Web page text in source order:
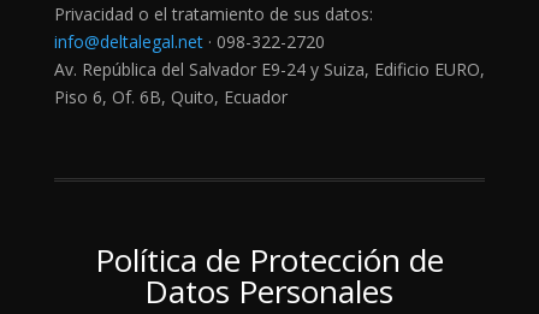
Privacidad o el tratamiento de sus datos:
info@deltalegal.net· 098-322-2720
Av. República del Salvador E9-24 y Suiza, Edificio EURO,
Piso 6, Of. 6B, Quito, Ecuador
Política de Protección de
Datos Personales